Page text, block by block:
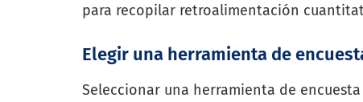
para recopilar retroalimentación
Elegir una herramienta de
Seleccionar una herramienta de